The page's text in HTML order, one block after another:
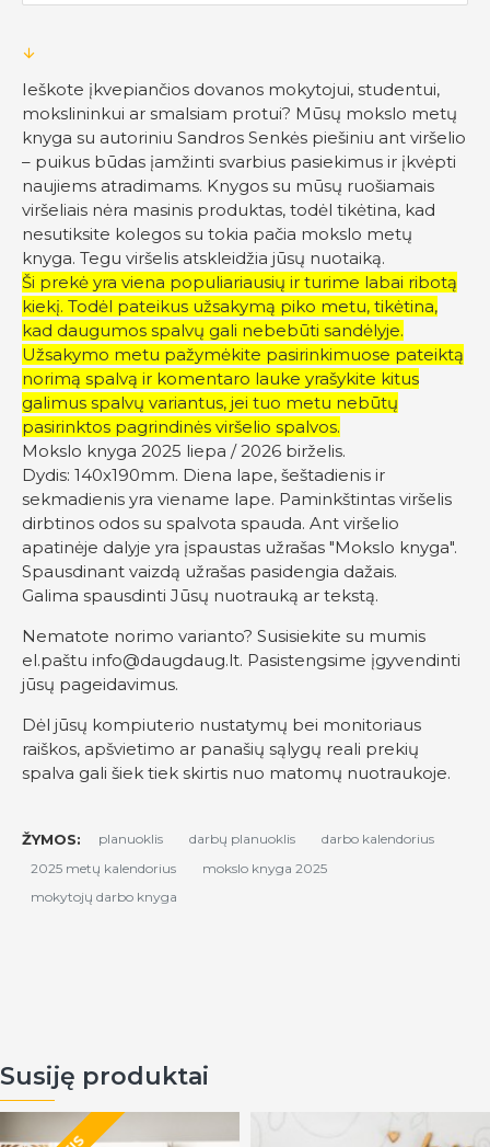
Ieškote įkvepiančios dovanos mokytojui, studentui,
mokslininkui ar smalsiam protui? Mūsų mokslo metų
knyga su autoriniu Sandros Senkės piešiniu ant viršelio
– puikus būdas įamžinti svarbius pasiekimus ir įkvėpti
naujiems atradimams. Knygos su mūsų ruošiamais
viršeliais nėra masinis produktas, todėl tikėtina, kad
nesutiksite kolegos su tokia pačia mokslo metų
knyga. Tegu viršelis atskleidžia jūsų nuotaiką.
Ši prekė yra viena populiariausių ir turime labai ribotą
kiekį. Todėl pateikus užsakymą piko metu, tikėtina,
kad daugumos spalvų gali nebebūti sandėlyje.
Užsakymo metu pažymėkite pasirinkimuose pateiktą
norimą spalvą ir komentaro lauke yrašykite kitus
galimus spalvų variantus, jei tuo metu nebūtų
pasirinktos pagrindinės viršelio spalvos.
Mokslo knyga 2025 liepa / 2026 birželis.
Dydis: 140x190mm. Diena lape, šeštadienis ir
sekmadienis yra viename lape. Paminkštintas viršelis
dirbtinos odos su spalvota spauda. Ant viršelio
apatinėje dalyje yra įspaustas užrašas "Mokslo knyga".
Spausdinant vaizdą užrašas pasidengia dažais.
Galima spausdinti Jūsų nuotrauką ar tekstą.
Nematote norimo varianto? Susisiekite su mumis
el.paštu info@daugdaug.lt. Pasistengsime įgyvendinti
jūsų pageidavimus.
Dėl jūsų kompiuterio nustatymų bei monitoriaus
raiškos, apšvietimo ar panašių sąlygų reali prekių
spalva gali šiek tiek skirtis nuo matomų nuotraukoje.
ŽYMOS: planuoklis darbų planuoklis
darbo kalendorius
2025 metų kalendorius
mokslo knyga 2025
mokytojų darbo knyga
Susiję produktai